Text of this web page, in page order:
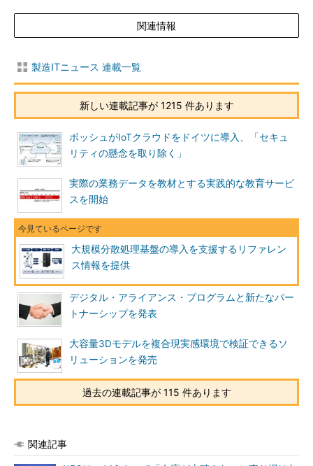
関連情報
製造ITニュース 連載一覧
新しい連載記事が 1215 件あります
ボッシュがIoTクラウドをドイツに導入、「セキュ
リティの懸念を取り除く」
実際の業務データを教材とする実践的な教育サービ
スを開始
大規模分散処理基盤の導入を支援するリファレン
ス情報を提供
デジタル・アライアンス・プログラムと新たなパー
トナーシップを発表
大容量3Dモデルを複合現実感環境で検証できるソ
リューションを発売
過去の連載記事が 115 件あります
関連記事